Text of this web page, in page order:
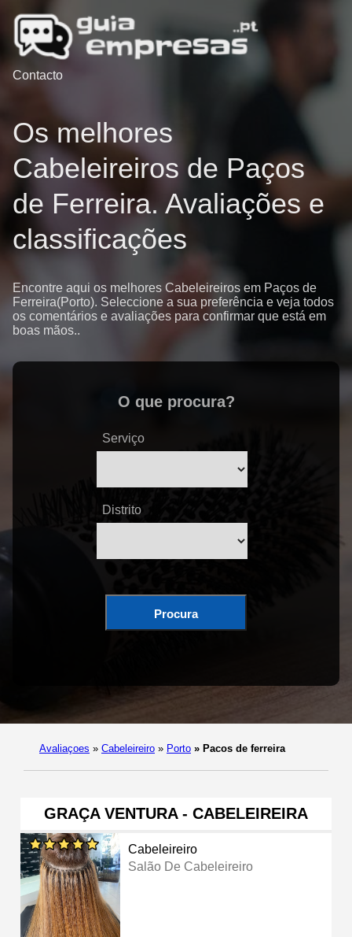
Contacto
Os melhores
Cabeleireiros de Paços
de Ferreira. Avaliações e
classificações
Encontre aqui os melhores Cabeleireiros em Paços de
Ferreira(Porto). Seleccione a sua preferência e veja todos
os comentários e avaliações para confirmar que está em
boas mãos..
O que procura?
Serviço
Distrito
Procura
Avaliaçoes » Cabeleireiro » Porto » Pacos de ferreira
GRAÇA VENTURA - CABELEIREIRA
Cabeleireiro
Salão De Cabeleireiro